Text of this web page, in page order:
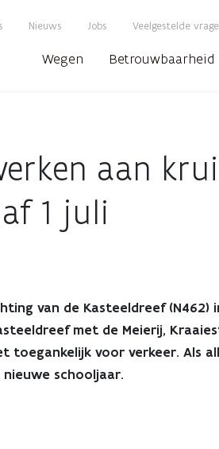
Nieuws Jobs Veelgestelde
Wegen Betrouwbaarheid
aan
1 juli
van de Kasteeldreef (N462)
met de Meierij,
voor verkeer. Als
schooljaar.